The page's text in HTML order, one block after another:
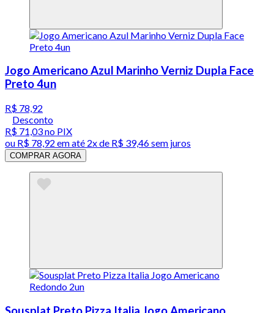
Jogo Americano Azul Marinho Verniz Dupla Face
Preto 4un
R$ 78,92
Desconto
R$ 71,03no PIX
ou R$ 78,92 em até 2x de R$ 39,46 sem juros
COMPRAR AGORA